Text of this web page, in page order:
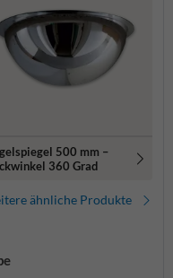
500 mm –
360 Grad
ähnliche Produkte